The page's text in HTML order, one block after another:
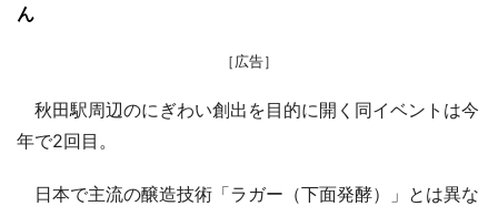
ん
［広告］
秋田駅周辺のにぎわい創出を目的に開く同イベントは今
年で2回目。
日本で主流の醸造技術「ラガー（下面発酵）」とは異な